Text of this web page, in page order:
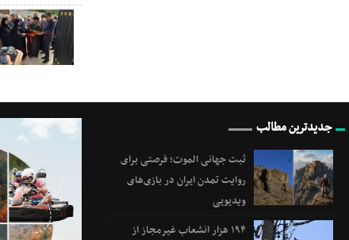
جدیدترین مطالب
ثبت جهانی الموت؛ فرصتی برای
روایت تمدن ایران در بازی‌های
ویدیویی
۱۹۴ هزار انشعاب غیرمجاز از